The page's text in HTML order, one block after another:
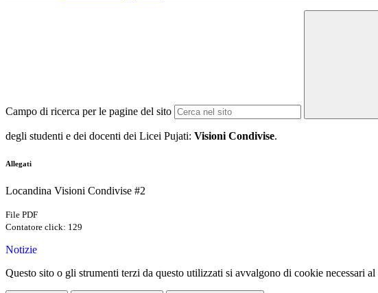
Campo di ricerca per le pagine del sito
degli studenti e dei docenti dei Licei Pujati: Visioni Condivise.
Allegati
Locandina Visioni Condivise #2
File PDF
Contatore click: 129
Notizie
Questo sito o gli strumenti terzi da questo utilizzati si avvalgono di cookie necessari